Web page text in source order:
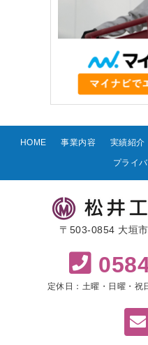
HOME 事業内容 実績紹介
プライ
〒503-0854 大垣
定休日：土曜・日曜・